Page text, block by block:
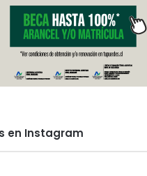
en Instagram